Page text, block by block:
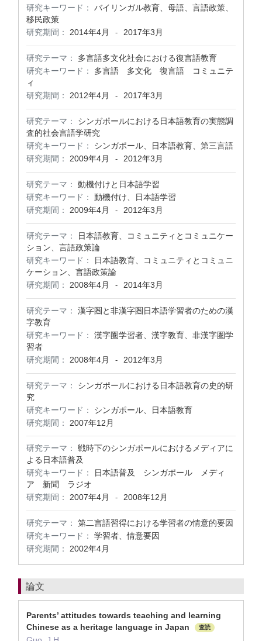
研究キーワード：
バイリンガル教育、母語、言語政策、
移民政策
研究期間：
2014年4月 - 2017年3月
研究テーマ：
多言語多文化社会における復言語教育
研究キーワード：
多言語 多文化 復言語 コミュニテ
ィ
研究期間：
2012年4月 - 2017年3月
研究テーマ：
シンガポールにおける日本語教育の実態調
査的社会言語学研究
研究キーワード：
シンガポール、日本語教育、第三言語
研究期間：
2009年4月 - 2012年3月
研究テーマ：
動機付けと日本語学習
研究キーワード：
動機付け、日本語学習
研究期間：
2009年4月 - 2012年3月
研究テーマ：
日本語教育、コミュニティとコミュニケー
ション、言語政策論
研究キーワード：
日本語教育、コミュニティとコミュニ
ケーション、言語政策論
研究期間：
2008年4月 - 2014年3月
研究テーマ：
漢字圏と非漢字圏日本語学習者のための漢
字教育
研究キーワード：
漢字圏学習者、漢字教育、非漢字圏学
習者
研究期間：
2008年4月 - 2012年3月
研究テーマ：
シンガポールにおける日本語教育の史的研
究
研究キーワード：
シンガポール、日本語教育
研究期間：
2007年12月
研究テーマ：
戦時下のシンガポールにおけるメディアに
よる日本語普及
研究キーワード：
日本語普及 シンガポール メディ
ア 新聞 ラジオ
研究期間：
2007年4月 - 2008年12月
研究テーマ：
第二言語習得における学習者の情意的要因
研究キーワード：
学習者、情意要因
研究期間：
2002年4月
論文
Parents’ attitudes towards teaching and learning
Chinese as a heritage language in Japan
査読